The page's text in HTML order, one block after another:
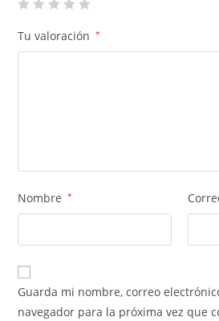
Tu valoración *
Nombre *
Guarda mi nombre, correo
navegador para la próxima vez que